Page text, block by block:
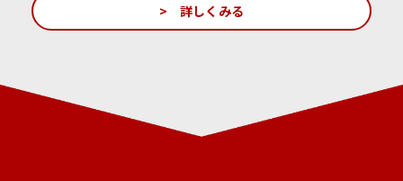
> 詳しくみる